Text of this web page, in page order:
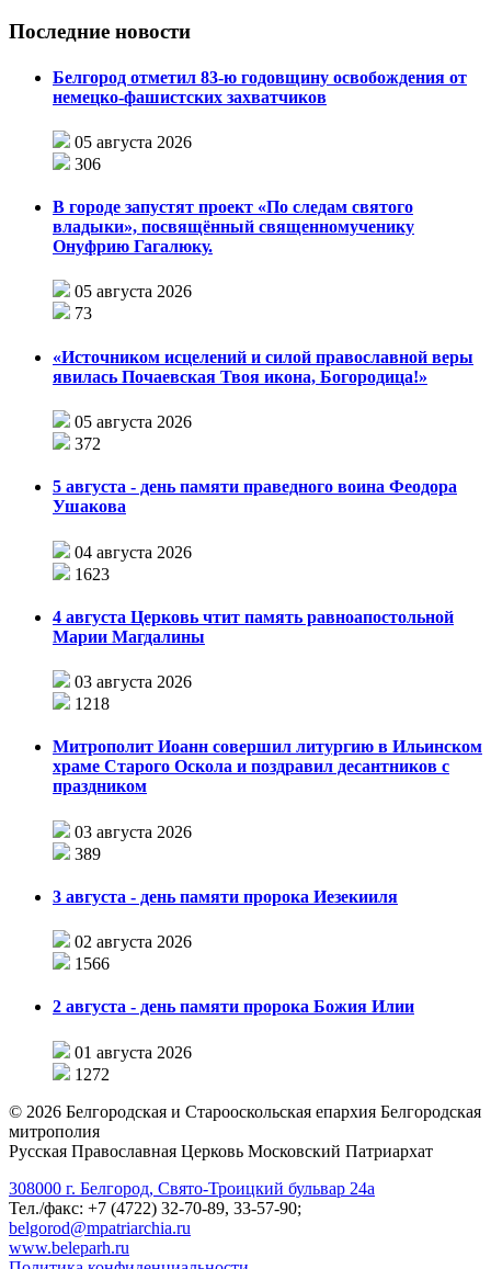
Последние новости
Белгород отметил 83-ю годовщину освобождения от
немецко-фашистских захватчиков
05 августа 2026
306
В городе запустят проект «По следам святого
владыки», посвящённый священномученику
Онуфрию Гагалюку.
05 августа 2026
73
«Источником исцелений и силой православной веры
явилась Почаевская Твоя икона, Богородица!»
05 августа 2026
372
5 августа - день памяти праведного воина Феодора
Ушакова
04 августа 2026
1623
4 августа Церковь чтит память равноапостольной
Марии Магдалины
03 августа 2026
1218
Митрополит Иоанн совершил литургию в Ильинском
храме Старого Оскола и поздравил десантников с
праздником
03 августа 2026
389
3 августа - день памяти пророка Иезекииля
02 августа 2026
1566
2 августа - день памяти пророка Божия Илии
01 августа 2026
1272
© 2026 Белгородская и Старооскольская епархия Белгородская
митрополия
Русская Православная Церковь Московский Патриархат
308000 г. Белгород, Свято-Троицкий бульвар 24а
Тел./факс: +7 (4722) 32-70-89, 33-57-90;
belgorod@mpatriarchia.ru
www.beleparh.ru